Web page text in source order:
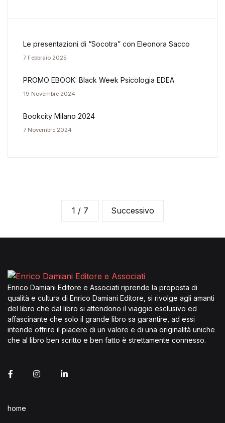
Le presentazioni di “Socotra” con Eleonora Sacco
7 Febbraio 2025
PROMO EBOOK: Black Week Psicologia EDEA
19 Novembre 2024
Bookcity Milano 2024
7 Novembre 2024
1 / 7 Successivo
Enrico Damiani Editore e Associati riprende la proposta di
qualità e cultura di Enrico Damiani Editore, si rivolge agli amanti
del libro che dal libro si attendono il viaggio esclusivo ed
affascinante che solo il grande libro sa garantire, ad essi
intende offrire il piacere di un valore e di una originalità uniche
che al libro ben scritto e ben fatto è strettamente connesso.
home